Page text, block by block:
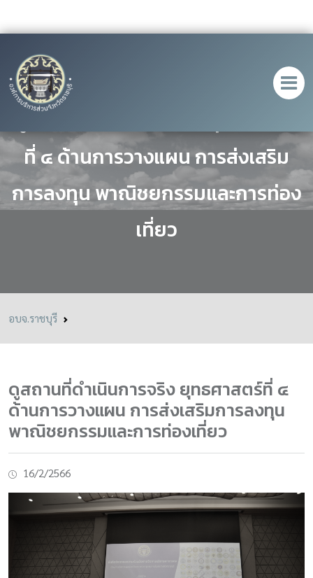
ดูสถานที่ดำเนินการจริง ยุทธศาสตร์
ที่ ๔ ด้านการวางแผน การส่งเสริม
การลงทุน พาณิชยกรรมและการท่อง
เที่ยว
อบจ.ราชบุรี
ดูสถานที่ดำเนินการจริง ยุทธศาสตร์ที่ ๔
ด้านการวางแผน การส่งเสริมการลงทุน
พาณิชยกรรมและการท่องเที่ยว
16/2/2566